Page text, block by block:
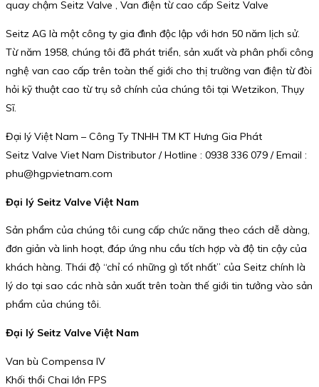
quay chậm Seitz Valve , Van điện từ cao cấp Seitz Valve
Seitz AG là một công ty gia đình độc lập với hơn 50 năm lịch sử.
Từ năm 1958, chúng tôi đã phát triển, sản xuất và phân phối công
nghệ van cao cấp trên toàn thế giới cho thị trường van điện từ đòi
hỏi kỹ thuật cao từ trụ sở chính của chúng tôi tại Wetzikon, Thụy
Sĩ.
Đại lý Việt Nam – Công Ty TNHH TM KT Hưng Gia Phát
Seitz Valve Viet Nam Distributor / Hotline : 0938 336 079 / Email :
phu@hgpvietnam.com
Đại lý Seitz Valve Việt Nam
Sản phẩm của chúng tôi cung cấp chức năng theo cách dễ dàng,
đơn giản và linh hoạt, đáp ứng nhu cầu tích hợp và độ tin cậy của
khách hàng. Thái độ “chỉ có những gì tốt nhất” của Seitz chính là
lý do tại sao các nhà sản xuất trên toàn thế giới tin tưởng vào sản
phẩm của chúng tôi.
Đại lý Seitz Valve Việt Nam
Van bù Compensa IV
Khối thổi Chai lớn FPS